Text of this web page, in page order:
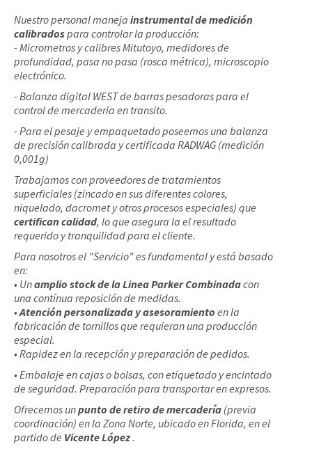
Nuestro personal maneja instrumental de medición
calibradospara controlar la producción:
- Micrometros y calibres Mitutoyo, medidores de
profundidad, pasa no pasa (rosca métrica), microscopio
electrónico.
- Balanza digital WEST de barras pesadoras para el
control de mercaderia en transito.
- Para el pesaje y empaquetado poseemos una balanza
de precisión calibrada y certificada RADWAG (medición
0,001g)
Trabajamos con proveedores de tratamientos
superficiales (zincado en sus diferentes colores,
niquelado, dacromet y otros procesos especiales) que
certifican calidad, lo que asegura la el resultado
requerido y tranquilidad para el cliente.
Para nosotros el "Servicio" es fundamental y está basado
en:
• Unamplio stock de la Linea Parker Combinadacon
una contínua reposición de medidas.
•Atención personalizada y asesoramiento en la
fabricación de tornillos que requieran una producción
especial.
• Rapidez en la recepción y preparación de pedidos.
• Embalaje en cajas o bolsas, con etiquetado y encintado
de seguridad. Preparación para transportar en expresos.
Ofrecemos unpunto de retiro de mercadería (previa
coordinación) en la Zona Norte, ubicado en Florida, en el
partido de Vicente López.